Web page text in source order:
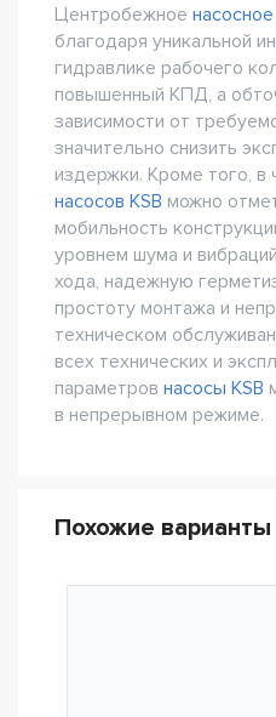
Центробежное
благодаря уникальной
гидравлике рабочего
повышенный КПД, а
зависимости от
значительно снизить
издержки. Кроме того,
насосов KSB можно
мобильность
уровнем шума и
хода, надежную
простоту монтажа и
техническом
всех технических и
параметров насосы KSB
в непрерывном режиме.
Похожие варианты